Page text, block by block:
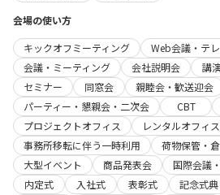
会場の使い方
キックオフミーティング
Web会議・テ
会議・ミーティング
会社説明会 講
セミナー
同窓会 親睦会・歓送迎会
パーティー・懇親会・二次会
CBT
プロジェクトオフィス
レンタルオフィス
事務所移転に伴う一時利用
荷物保管・
大型イベント
商品発表会 国際会議
内定式
入社式 表彰式 記念式典